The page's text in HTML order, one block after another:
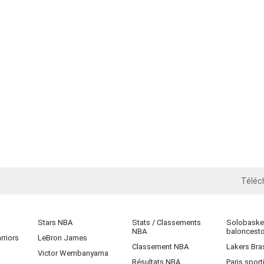
iOS
Stars NBA
LeBron James
Victor Wembanyama
Stats / Classements
NBA
Classement NBA
Résultats NBA
baloncesto
Lakers
Paris